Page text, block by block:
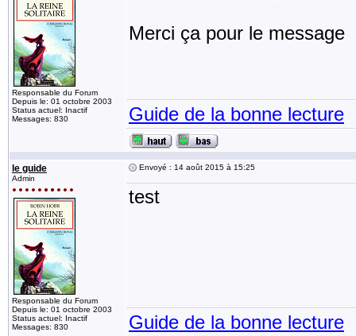
Responsable du Forum
Depuis le: 01 octobre 2003
Status actuel: Inactif
Messages: 830
Merci ça pour le message
Guide de la bonne lecture
le guide
Admin
Responsable du Forum
Depuis le: 01 octobre 2003
Status actuel: Inactif
Messages: 830
Envoyé : 14 août 2015 à 15:25
test
Guide de la bonne lecture